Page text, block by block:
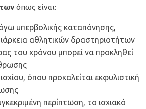
όπως είναι:
υπερβολικής καταπόνησης,
αθλητικών δραστηριοτήτων
του χρόνου μπορεί να προκληθεί
, όπου προκαλείται εκφυλιστική
περίπτωση, το ισχιακό